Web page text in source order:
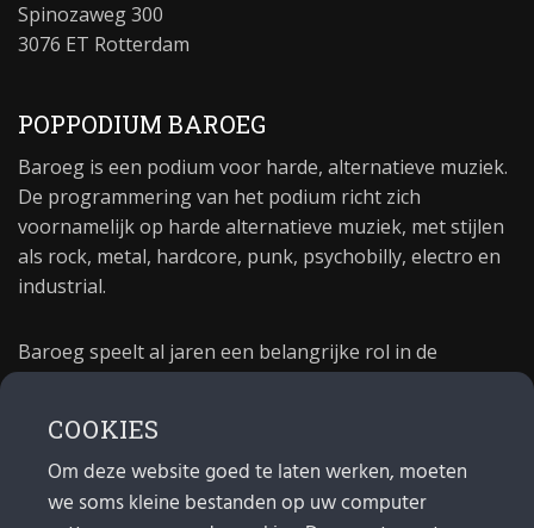
Spinozaweg 300
3076 ET Rotterdam
POPPODIUM BAROEG
Baroeg is een podium voor harde, alternatieve muziek.
De programmering van het podium richt zich
voornamelijk op harde alternatieve muziek, met stijlen
als rock, metal, hardcore, punk, psychobilly, electro en
industrial.
Baroeg speelt al jaren een belangrijke rol in de
poppodium 40 jaar.
MAIL
COOKIES
Om deze website goed te laten werken, moeten
we soms kleine bestanden op uw computer